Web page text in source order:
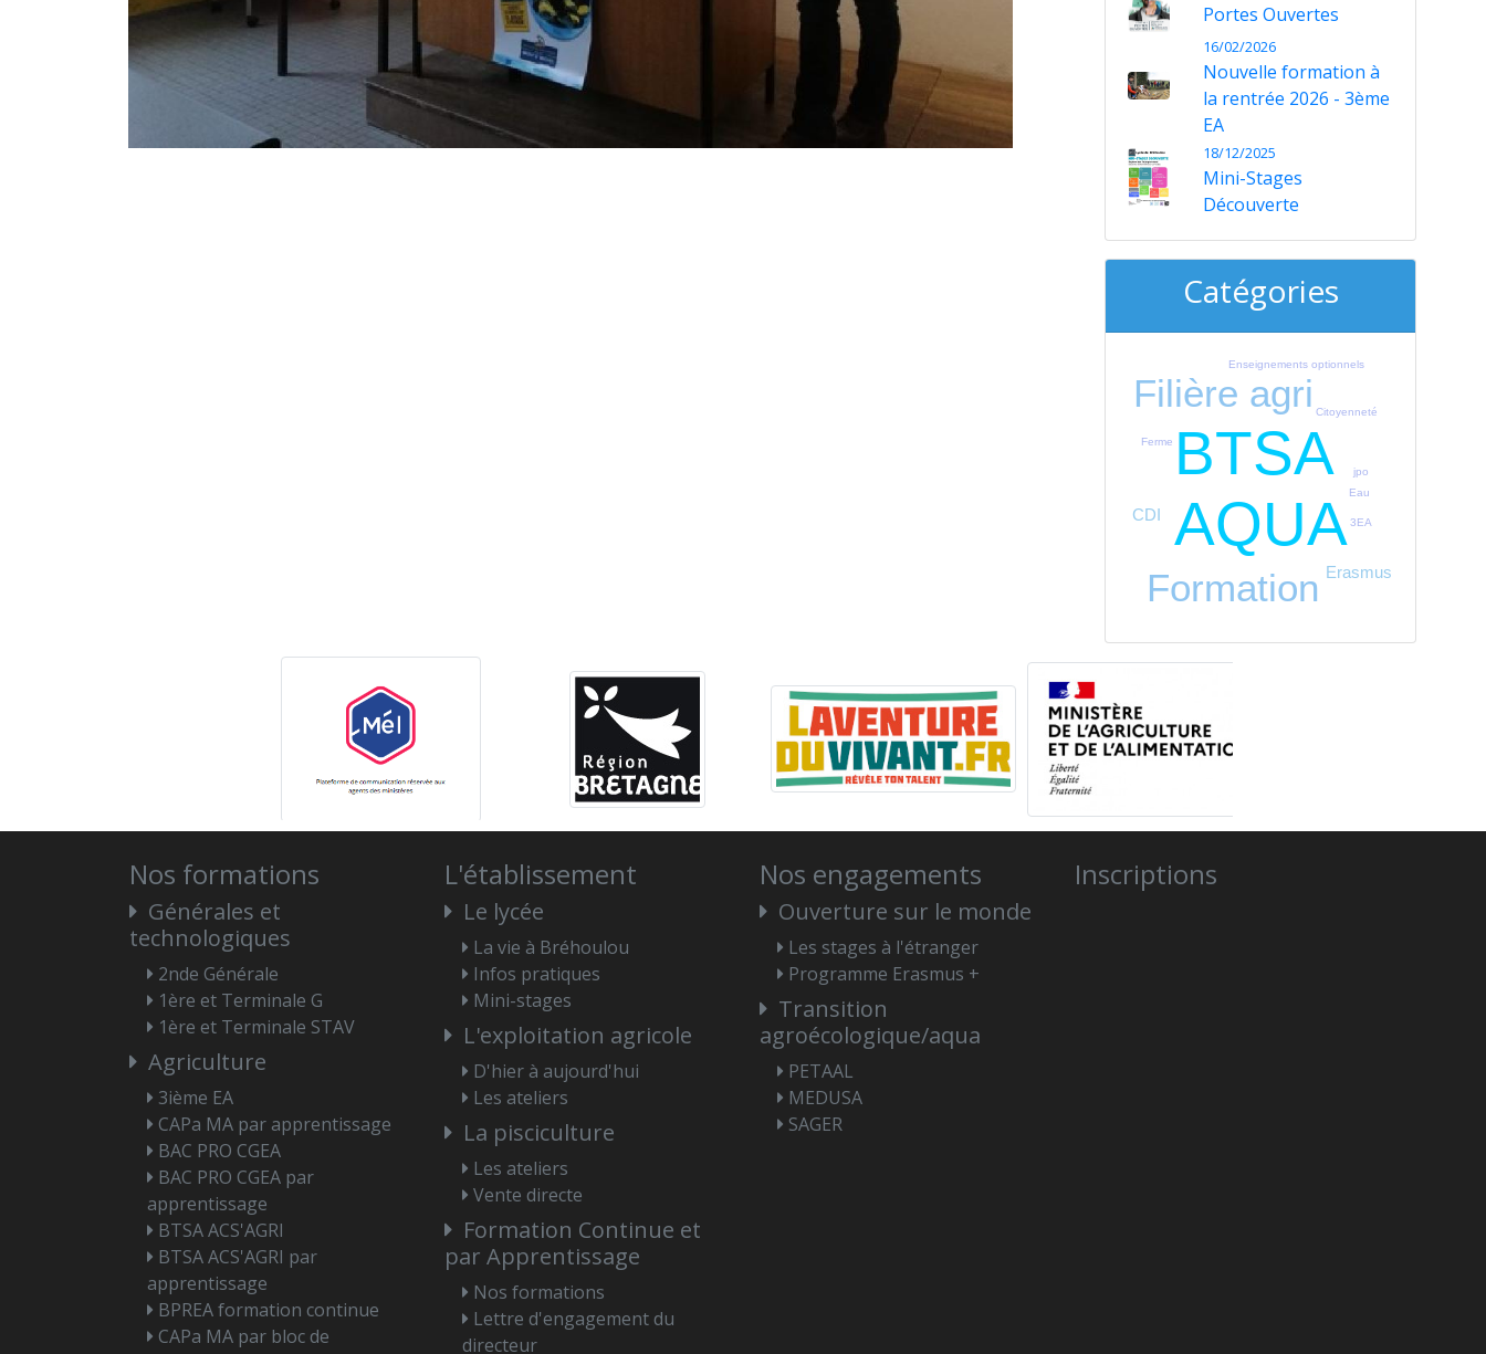
Portes Ouvertes
16/02/2026
Nouvelle formation à
la rentrée 2026 - 3ème
EA
18/12/2025
Mini-Stages
Découverte
Catégories
BTSA
AQUA
Formation
Filière agri
CDI
Erasmus
Citoyenneté
Eau
Enseignements optionnels
3EA
Ferme
jpo
Nos formations
Générales et
technologiques
2nde Générale
1ère et Terminale G
1ère et Terminale STAV
Agriculture
3ième EA
CAPa MA par apprentissage
BAC PRO CGEA
BAC PRO CGEA par
apprentissage
BTSA ACS'AGRI
BTSA ACS'AGRI par
apprentissage
BPREA formation continue
CAPa MA par bloc de
L'établissement
Le lycée
La vie à Bréhoulou
Infos pratiques
Mini-stages
L'exploitation agricole
D'hier à aujourd'hui
Les ateliers
La pisciculture
Les ateliers
Vente directe
Formation Continue et
par Apprentissage
Nos formations
Lettre d'engagement du
directeur
Nos engagements
Ouverture sur le monde
Les stages à l'étranger
Programme Erasmus +
Transition
agroécologique/aqua
PETAAL
MEDUSA
SAGER
Inscriptions